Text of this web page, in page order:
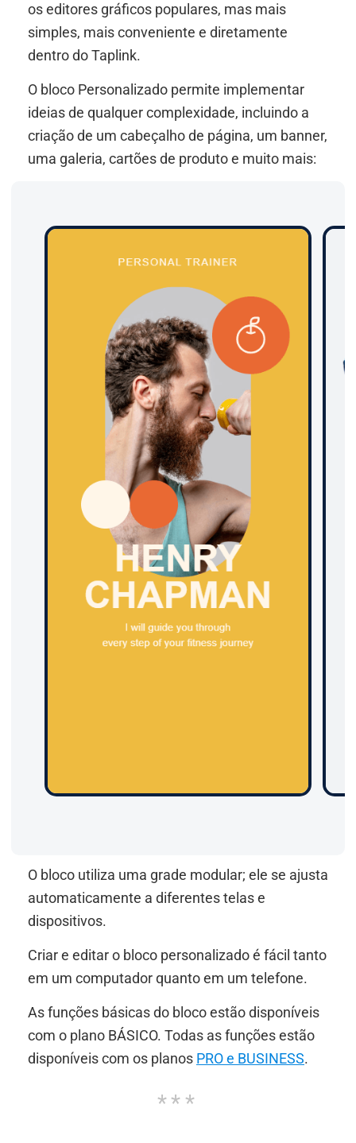
os editores gráficos populares, mas mais
simples, mais conveniente e diretamente
dentro do Taplink.
O bloco Personalizado permite implementar
ideias de qualquer complexidade, incluindo a
criação de um cabeçalho de página, um banner,
uma galeria, cartões de produto e muito mais:
O bloco utiliza uma grade modular; ele se ajusta
automaticamente a diferentes telas e
dispositivos.
Criar e editar o bloco personalizado é fácil tanto
em um computador quanto em um telefone.
As funções básicas do bloco estão disponíveis
com o plano BÁSICO. Todas as funções estão
disponíveis com os planos PRO e BUSINESS.